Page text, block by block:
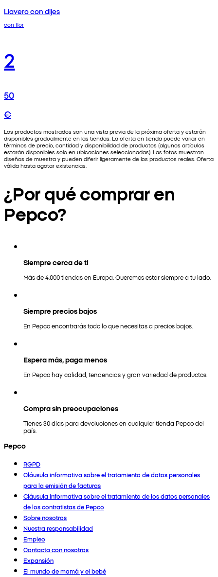
Llavero con dijes
con flor
2
50
€
Los productos mostrados son una vista previa de la próxima oferta y estarán
disponibles gradualmente en las tiendas. La oferta en tienda puede variar en
términos de precio, cantidad y disponibilidad de productos (algunos artículos
estarán disponibles solo en ubicaciones seleccionadas). Las fotos muestran
diseños de muestra y pueden diferir ligeramente de los productos reales. Oferta
válida hasta agotar existencias.
¿Por qué comprar en
Pepco?
Siempre cerca de ti
Más de 4.000 tiendas en Europa. Queremos estar siempre a tu lado.
Siempre precios bajos
En Pepco encontrarás todo lo que necesitas a precios bajos.
Espera más, paga menos
En Pepco hay calidad, tendencias y gran variedad de productos.
Compra sin preocupaciones
Tienes 30 días para devoluciones en cualquier tienda Pepco del
país.
Pepco
RGPD
Cláusula informativa sobre el tratamiento de datos personales
para la emisión de facturas
Cláusula informativa sobre el tratamiento de los datos personales
de los contratistas de Pepco
Sobre nosotros
Nuestra responsabilidad
Empleo
Contacta con nosotros
Expansión
El mundo de mamá y el bebé